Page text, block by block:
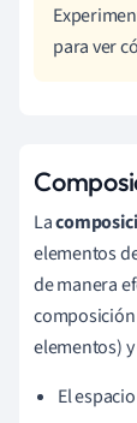
para ver
La
elementos
de manera
elementos)
El